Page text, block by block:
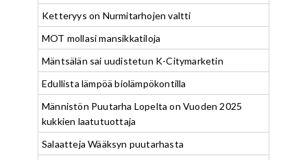
Ketteryys on Nurmitarhojen valtti
MOT mollasi mansikkatiloja
Mäntsälän sai uudistetun K-Citymarketin
Edullista lämpöä biolämpökontilla
Männistön Puutarha Lopelta on Vuoden 2025
kukkien laatutuottaja
Salaatteja Wääksyn puutarhasta